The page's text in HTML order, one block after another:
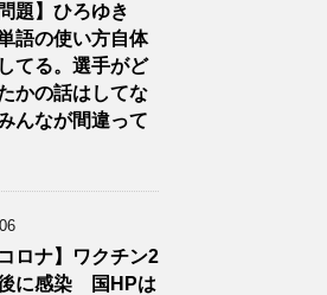
題】ひろゆき
語の使い方自体
てる。選手がど
かの話はしてな
んなが間違って
ロナ】ワクチン2
に感染 国HPは